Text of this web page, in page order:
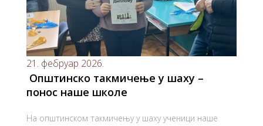
21. фебруар 2026.
Општинско такмичење у шаху –
понос наше школе
На општинском такмичењу у шаху ученици наше